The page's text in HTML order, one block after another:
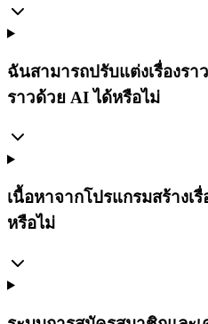
ฉันสามารถปรับแต่งเรื่องรา
ราวด้วย AI ได้หรือไม่
เนื้อหาจากโปรแกรมสร้างเ
หรือไม่